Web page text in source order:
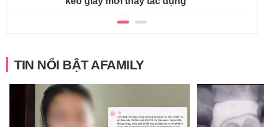
TIN NỔI BẬT AFAMILY